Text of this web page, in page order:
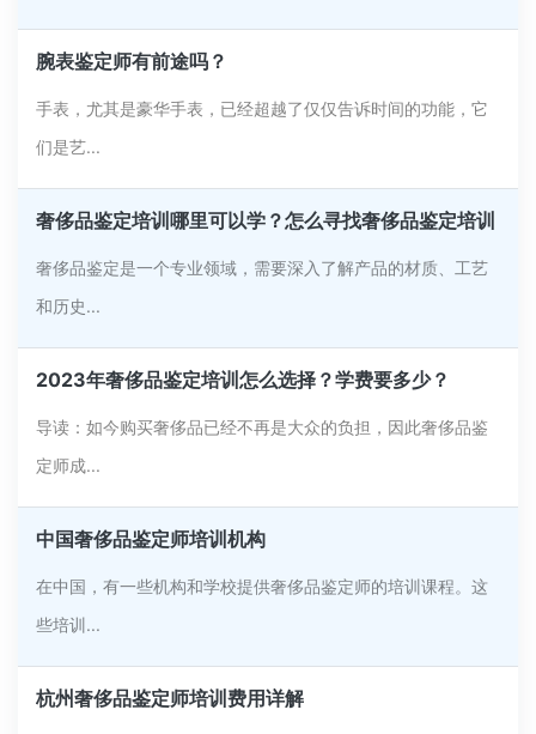
腕表鉴定师有前途吗？
手表，尤其是豪华手表，已经超越了仅仅告诉时间的功能，它
们是艺...
奢侈品鉴定培训哪里可以学？怎么寻找奢侈品鉴定培训
奢侈品鉴定是一个专业领域，需要深入了解产品的材质、工艺
和历史...
2023年奢侈品鉴定培训怎么选择？学费要多少？
导读：如今购买奢侈品已经不再是大众的负担，因此奢侈品鉴
定师成...
中国奢侈品鉴定师培训机构
在中国，有一些机构和学校提供奢侈品鉴定师的培训课程。这
些培训...
杭州奢侈品鉴定师培训费用详解